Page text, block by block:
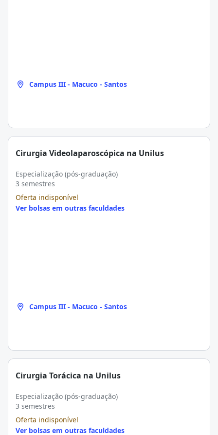
Campus III - Macuco - Santos
Cirurgia Videolaparoscópica na Unilus
Especialização (pós-graduação)
3 semestres
Oferta indisponível
Ver bolsas em outras faculdades
Campus III - Macuco - Santos
Cirurgia Torácica na Unilus
Especialização (pós-graduação)
3 semestres
Oferta indisponível
Ver bolsas em outras faculdades